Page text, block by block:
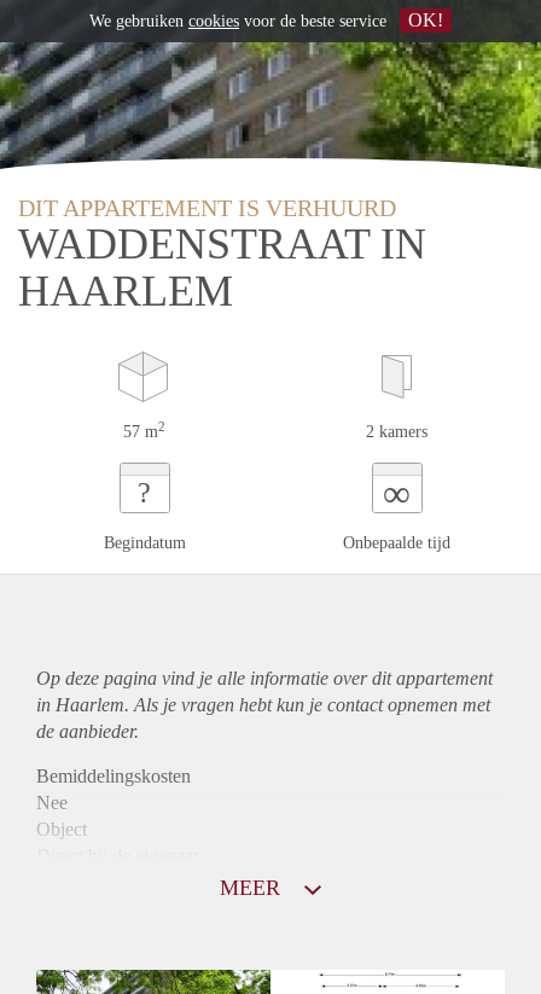
DIT APPARTEMENT IS VERHUURD
WADDENSTRAAT IN
HAARLEM
57 m2 2 kamers
?
Begindatum
∞
Onbepaalde tijd
Op deze pagina vind je alle informatie over ditappartement
in Haarlem. Als je vragen hebt kun je contact opnemen met
de aanbieder.
Bemiddelingskosten
Nee
Object
Huurtoeslag
MEER
We gebruiken cookies voor de beste service OK!